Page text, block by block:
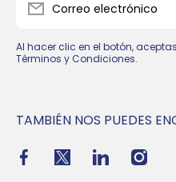
Correo electrónico
Al hacer clic en el botón,
Términos y Condiciones.
TAMBIÉN NOS PUEDES
facebookcom/people/
xcom/dipromax_mx
linkedincom/